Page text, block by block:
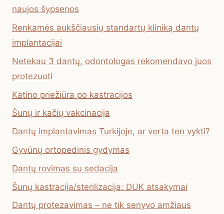
naujos šypsenos
Renkamės aukščiausių standartų kliniką dantų
implantacijai
Netekau 3 dantų, odontologas rekomendavo juos
protezuoti
Katino priežiūra po kastracijos
Šunų ir kačių vakcinacija
Dantų implantavimas Turkijoje, ar verta ten vykti?
Gyvūnų ortopedinis gydymas
Dantų rovimas su sedacija
Šunų kastracija/sterilizacija: DUK atsakymai
Dantų protezavimas – ne tik senyvo amžiaus